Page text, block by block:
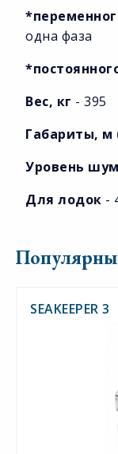
одна фаза
Вес, кг - 395
Габариты, м
Уровень
Для лодок -
SEAKEEPER 3